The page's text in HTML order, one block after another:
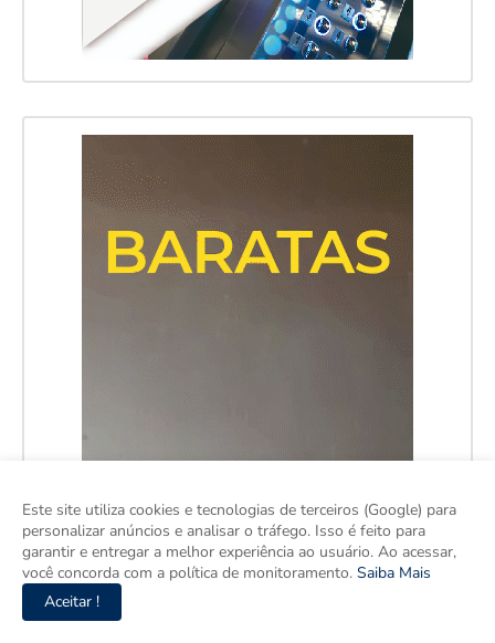
Este site utiliza cookies e tecnologias de terceiros (Google) para
personalizar anúncios e analisar o tráfego. Isso é feito para
garantir e entregar a melhor experiência ao usuário. Ao acessar,
você concorda com a política de monitoramento. Saiba Mais
Aceitar !